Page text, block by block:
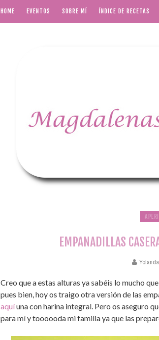
HOME EVENTOS SOBRE MÍ ÍNDICE DE RECETAS
EMPANADILLAS
Creo que a estas alturas ya sabéis lo mucho
pues bien, hoy os traigo otra versión de las
aquíuna con harina integral. Pero os aseguro
para mí y toooooda mi familia ya que las